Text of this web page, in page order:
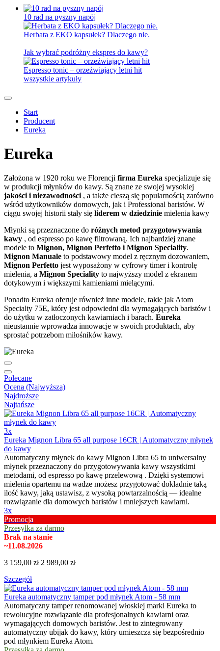
10 rad na pyszny napój
Herbata z EKO kapsułek? Dlaczego nie.
Jak wybrać podróżny ekspres do kawy?
Espresso tonic – orzeźwiający letni hit
wszystkie artykuły
Start
Producent
Eureka
Eureka
Założona w 1920 roku we Florencji firma Eureka specjalizuje się
w produkcji młynków do kawy. Są znane ze swojej wysokiej
jakości i niezawodności , a także cieszą się popularnością zarówno
wśród użytkowników domowych, jak i Professional baristów. W
ciągu swojej historii stały się liderem w dziedzinie mielenia kawy
Młynki są przeznaczone do różnych metod przygotowywania
kawy , od espresso po kawę filtrowaną. Ich najbardziej znane
modele to Mignon, Mignon Perfetto i Mignon Speciality.
Mignon Manuale to podstawowy model z ręcznym dozowaniem,
Mignon Perfetto jest wyposażony w cyfrowy timer i kontrolę
mielenia, a Mignon Speciality to najwyższy model z ekranem
dotykowym i większymi kamieniami mielącymi.
Ponadto Eureka oferuje również inne modele, takie jak Atom
Specialty 75E, który jest odpowiedni dla wymagających baristów i
do użytku w zatłoczonych kawiarniach i barach. Eureka
nieustannie wprowadza innowacje w swoich produktach, aby
sprostać potrzebom miłośników kawy.
Polecane
Ocena (Najwyższa)
Najdroższe
Najtańsze
3x
Eureka Mignon Libra 65 all purpose 16CR | Automatyczny młynek
do kawy
Automatyczny młynek do kawy Mignon Libra 65 to uniwersalny
młynek przeznaczony do przygotowywania kawy wszystkimi
metodami, od espresso po kawę przelewową . Dzięki systemowi
mielenia opartemu na wadze możesz przygotować dokładnie taką
ilość kawy, jaką ustawisz, z wysoką powtarzalnością — idealne
rozwiązanie dla domowych baristów i mniejszych kawiarni.
3x
Promocja
Przesyłka za darmo
Brak na stanie
~11.08.2026
3 159,00 zł 2 989,00 zł
Szczegół
Eureka automatyczny tamper pod młynek Atom - 58 mm
Automatyczny tamper renomowanej włoskiej marki Eureka to
rewolucyjne rozwiązanie dla profesjonalnych kawiarni oraz
wymagających domowych baristów. Jest to zintegrowany
automatyczny ubijak do kawy, który umieszcza się bezpośrednio
pod młynkiem Eureka Atom.